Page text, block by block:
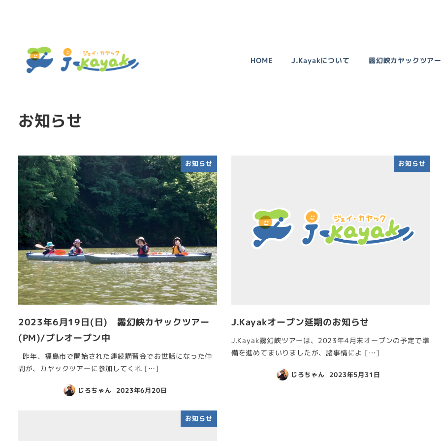
HOME J.Kayakについて 霧幻峡カヤックツアー
お知らせ
お知らせ
2023年6月19日(日) 霧幻峡カヤックツアー
(PM)/プレオープン中
昨年、福島市で開始された連続講習会でお世話になった仲
間が、カヤックツアーに参加してくれ […]
じろちゃん 2023年6月20日
お知らせ
J.Kayakオープン延期のお知らせ
J.Kayak霧幻峡ツアーは、2023年4月末オープンの予定で準
備を進めてまいりましたが、諸事情によ […]
じろちゃん 2023年5月31日
お知らせ